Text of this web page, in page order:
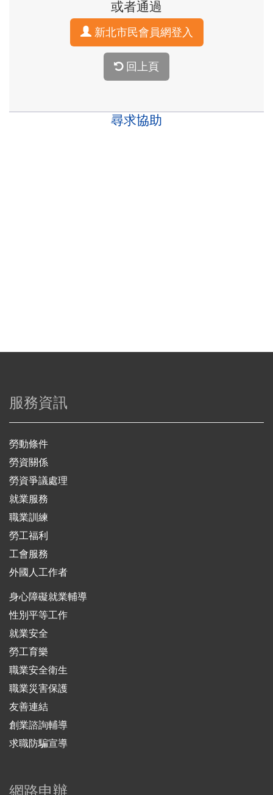
或者通過
新北市民會員網登入
回上頁
尋求協助
服務資訊
勞動條件
勞資關係
勞資爭議處理
就業服務
職業訓練
勞工福利
工會服務
外國人工作者
身心障礙就業輔導
性別平等工作
就業安全
勞工育樂
職業安全衛生
職業災害保護
友善連結
創業諮詢輔導
求職防騙宣導
網路申辦